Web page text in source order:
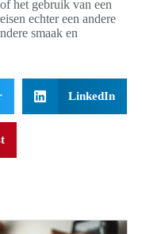
het gebruik van een
echter een andere
smaak en
LinkedIn